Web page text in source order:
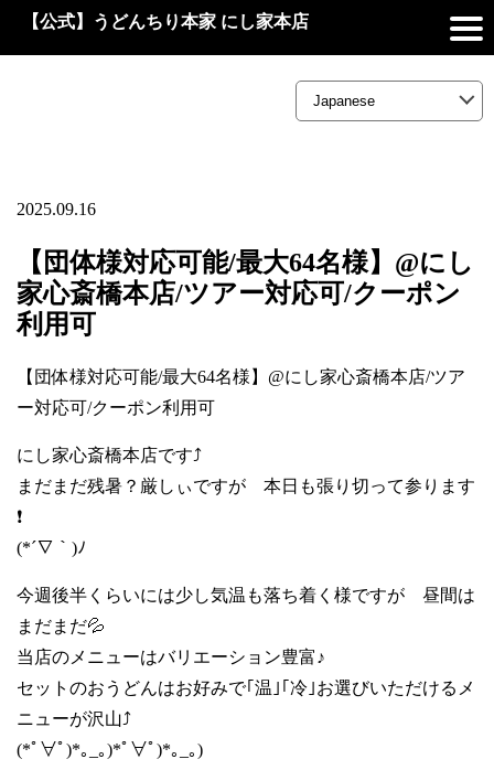
【公式】うどんちり本家 にし家本店
2025.09.16
【団体様対応可能/最大64名様】@にし
家心斎橋本店/ツアー対応可/クーポン
利用可
【団体様対応可能/最大64名様】@にし家心斎橋本店/ツア
ー対応可/クーポン利用可
にし家心斎橋本店です⤴️
まだまだ残暑？厳しぃですが 本日も張り切って参ります
❗
(*´∇｀)ﾉ
今週後半くらいには少し気温も落ち着く様ですが 昼間は
まだまだ💦
当店のメニューはバリエーション豊富♪
セットのおうどんはお好みで｢温｣｢冷｣お選びいただけるメ
ニューが沢山⤴️
(*ﾟ∀ﾟ)*｡_｡)*ﾟ∀ﾟ)*｡_｡)